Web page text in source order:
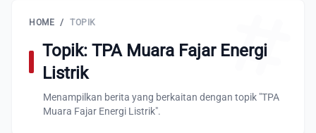
HOME / TOPIK
Topik: TPA Muara Fajar Energi
Listrik
Menampilkan berita yang berkaitan dengan topik "TPA
Muara Fajar Energi Listrik".